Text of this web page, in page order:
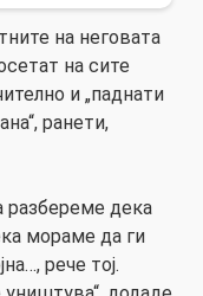
на неговата
на сите
и „паднати
ранети,
разбереме дека
мораме да ги
рече тој.